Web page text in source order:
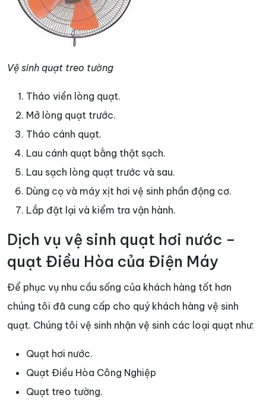
Vệ sinh quạt treo tường
Tháo viền lòng quạt.
Mở lòng quạt trước.
Tháo cánh quạt.
Lau cánh quạt bằng thật sạch.
Lau sạch lòng quạt trước và sau.
Dùng cọ và máy xịt hơi vệ sinh phần động cơ.
Lắp đặt lại và kiểm tra vận hành.
Dịch vụ vệ sinh quạt hơi nước –
quạt Điều Hòa của Điện Máy
Để phục vụ nhu cầu sống của khách hàng tốt hơn
chúng tôi đã cung cấp cho quý khách hàng vệ sinh
quạt. Chúng tôi vệ sinh nhận vệ sinh các loại quạt như:
Quạt hơi nước.
Quạt Điều Hòa Công Nghiệp
Quạt treo tường.